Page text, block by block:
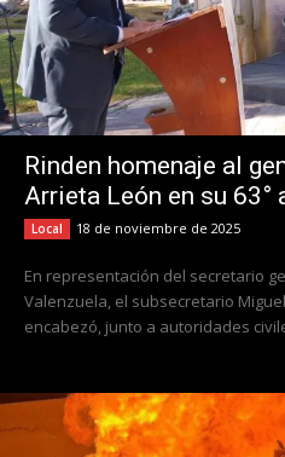
Rinden homenaje al
Arrieta León en su
Local 18 de noviembre de 2025
En representación del secretario
Valenzuela, el subsecretario
encabezó, junto a autoridades